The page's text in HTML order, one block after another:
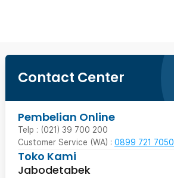
Contact Center
Pembelian Online
Telp : (021) 39 700 200
Customer Service (WA) : 0899 721 7050
Toko Kami
Jabodetabek